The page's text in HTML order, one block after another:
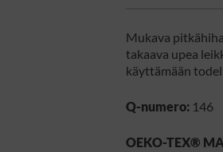
Mukava
takaava upea
käyttämään
Q-numero: 146
OEKO-TEX®